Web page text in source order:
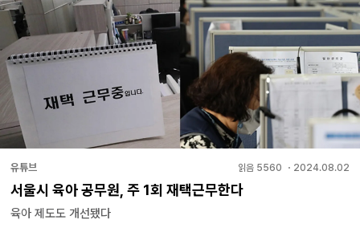
유튜브 읽음 5560 ・ 2024.08.02
서울시 육아 공무원, 주 1회 재택근무한다
육아 제도도 개선됐다